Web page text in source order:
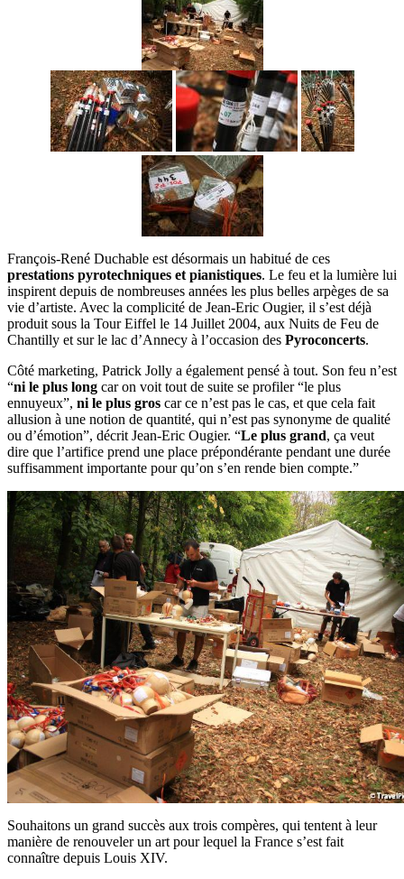
François-René Duchable est désormais un habitué de ces
prestations pyrotechniques et pianistiques. Le feu et la lumière lui
inspirent depuis de nombreuses années les plus belles arpèges de sa
vie d’artiste. Avec la complicité de Jean-Eric Ougier, il s’est déjà
produit sous la Tour Eiffel le 14 Juillet 2004, aux Nuits de Feu de
Chantilly et sur le lac d’Annecy à l’occasion des Pyroconcerts.
Côté marketing, Patrick Jolly a également pensé à tout. Son feu n’est
“ni le plus long car on voit tout de suite se profiler “le plus
ennuyeux”, ni le plus gros car ce n’est pas le cas, et que cela fait
allusion à une notion de quantité, qui n’est pas synonyme de qualité
ou d’émotion”, décrit Jean-Eric Ougier. “Le plus grand, ça veut
dire que l’artifice prend une place prépondérante pendant une durée
suffisamment importante pour qu’on s’en rende bien compte.”
Souhaitons un grand succès aux trois compères, qui tentent à leur
manière de renouveler un art pour lequel la France s’est fait
connaître depuis Louis XIV.